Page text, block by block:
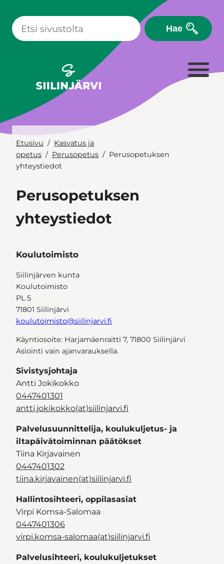
sisältöön
Hae
Etusivu
Kasvatus ja
opetus
Perusopetus
Perusopetuksen
yhteystiedot
Perusopetuksen
yhteystiedot
Koulutoimisto
Siilinjärven kunta
Koulutoimisto
PL 5
71801 Siilinjärvi
koulutoimisto@siilinjarvi.fi
Käyntiosoite: Harjamäenraitti 7, 71800 Siilinjärvi
Asiointi vain ajanvarauksella.
Sivistysjohtaja
Antti Jokikokko
0447401301
antti.jokikokko(at)siilinjarvi.fi
Palvelusuunnittelija, koulukuljetus- ja
iltapäivätoiminnan päätökset
Tiina Kirjavainen
0447401302
tiina.kirjavainen(at)siilinjarvi.fi
Hallintosihteeri, oppilasasiat
Virpi Komsa-Salomaa
0447401306
virpi.komsa-salomaa(at)siilinjarvi.fi
Palvelusihteeri, koulukuljetukset